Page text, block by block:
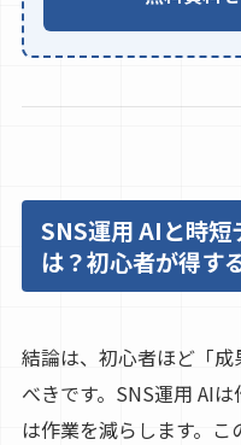
SNS運用 AIと時短
は？初心者が得す
結論は、初心者ほど「成
べきです。SNS運用 AI
は作業を減らします。